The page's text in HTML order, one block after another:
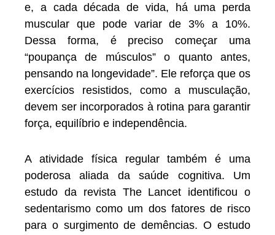
e, a cada década de vida, há uma perda
muscular que pode variar de 3% a 10%.
Dessa forma, é preciso começar uma
“poupança de músculos” o quanto antes,
pensando na longevidade”. Ele reforça que os
exercícios resistidos, como a musculação,
devem ser incorporados à rotina para garantir
força, equilíbrio e independência.
A atividade física regular também é uma
poderosa aliada da saúde cognitiva. Um
estudo da revista The Lancet identificou o
sedentarismo como um dos fatores de risco
para o surgimento de demências. O estudo